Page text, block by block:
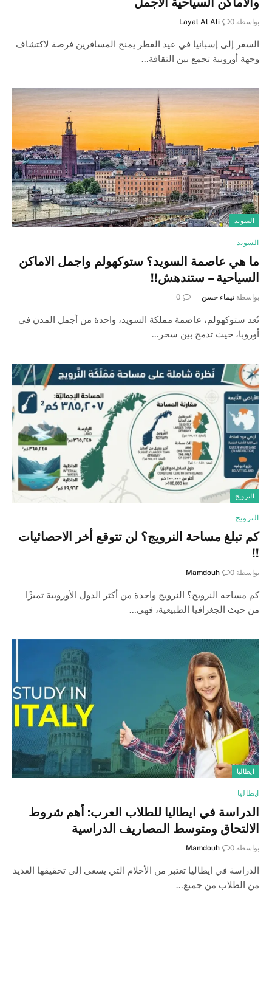
بواسطة Layal Al Ali 0
السفر إلى إسبانيا في عيد الفطر يمنح المسافرين فرصة لاكتشاف
وجهة أوروبية تجمع بين الثقافة…
السويد
السويد
ما هي عاصمة السويد؟ ستوكهولم واجمل الاماكن
السياحية – ستندهش!!
بواسطة تيماء حسن 0
تُعد ستوكهولم، عاصمة مملكة السويد، واحدة من أجمل المدن في
أوروبا، حيث تدمج بين سحر…
النرويج
النرويج
كم تبلغ مساحة النرويج؟ لن تتوقع أخر الاحصائيات
!!
بواسطة Mamdouh 0
كم مساحه النرويج؟ النرويج واحدة من أكثر الدول الأوروبية تميزًا
من حيث الجغرافيا الطبيعية، فهي…
ايطاليا
ايطاليا
الدراسة في ايطاليا للطلاب العرب: أهم شروط
الالتحاق ومتوسط المصاريف الدراسية
بواسطة Mamdouh 0
الدراسة في ايطاليا تعتبر من الأحلام التي يسعى إلى تحقيقها العديد
من الطلاب من جميع…